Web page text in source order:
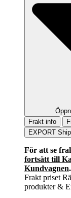
Frakt info
EXPORT
För att se
fortsätt till
Kundvagnen.
Frakt priset
produkter &